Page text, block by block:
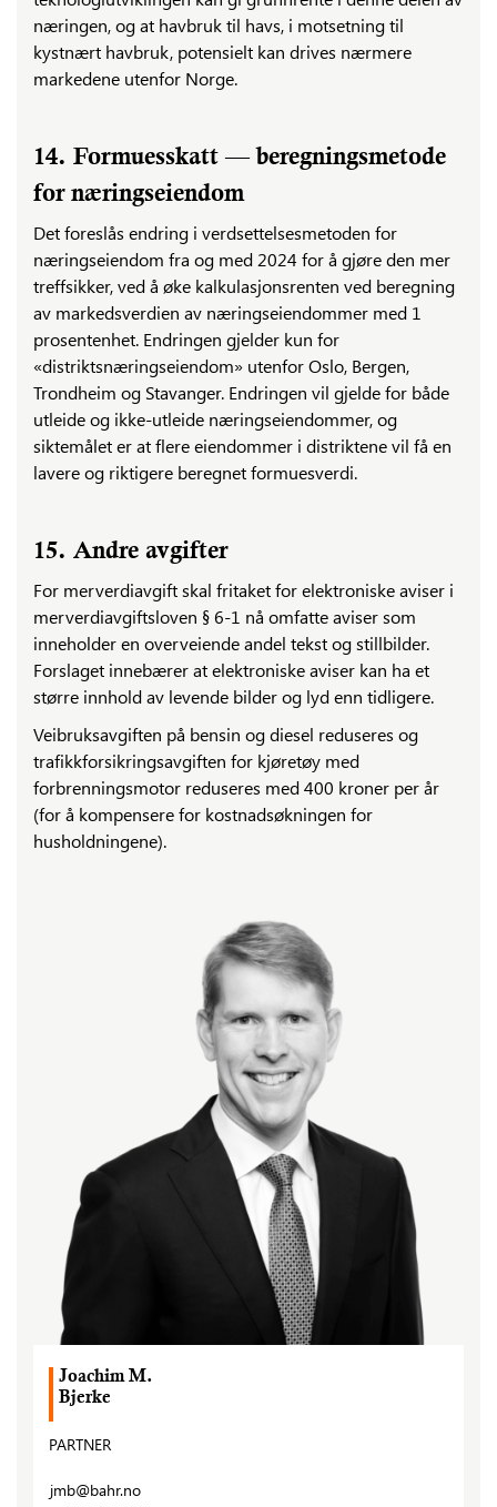
næringen, og at havbruk til havs, i motsetning til
kystnært havbruk, potensielt kan drives nærmere
markedene utenfor Norge.
14. Formuesskatt — beregningsmetode
for næringseiendom
Det foreslås endring i verdsettelsesmetoden for
næringseiendom fra og med 2024 for å gjøre den mer
treffsikker, ved å øke kalkulasjonsrenten ved beregning
av markedsverdien av næringseiendommer med 1
prosentenhet. Endringen gjelder kun for
«distriktsnæringseiendom» utenfor Oslo, Bergen,
Trondheim og Stavanger. Endringen vil gjelde for både
utleide og ikke-utleide næringseiendommer, og
siktemålet er at flere eiendommer i distriktene vil få en
lavere og riktigere beregnet formuesverdi.
15. Andre avgifter
For merverdiavgift skal fritaket for elektroniske aviser i
merverdiavgiftsloven § 6-1 nå omfatte aviser som
inneholder en overveiende andel tekst og stillbilder.
Forslaget innebærer at elektroniske aviser kan ha et
større innhold av levende bilder og lyd enn tidligere.
Veibruksavgiften på bensin og diesel reduseres og
trafikkforsikringsavgiften for kjøretøy med
forbrenningsmotor reduseres med 400 kroner per år
(for å kompensere for kostnadsøkningen for
husholdningene).
Joachim M.
Bjerke
PARTNER
jmb@bahr.no